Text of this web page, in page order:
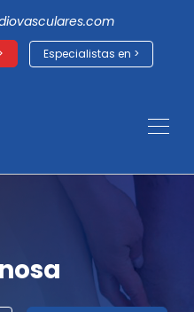
Especialistas en >